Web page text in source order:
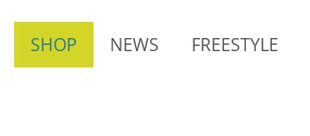
SHOP NEWS FREESTYLE